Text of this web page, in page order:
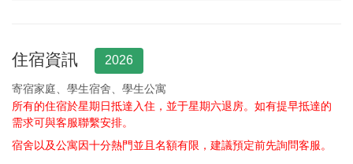
住宿資訊 2026
寄宿家庭、學生宿舍、學生公寓
所有的住宿於星期日抵達入住，並于星期六退房。 如有提早抵達的
需求可與客服聯繫安排。
宿舍以及公寓因十分熱門並且名額有限，建議預定前先詢問客服。